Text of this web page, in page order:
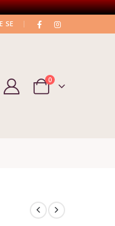
SE |
0